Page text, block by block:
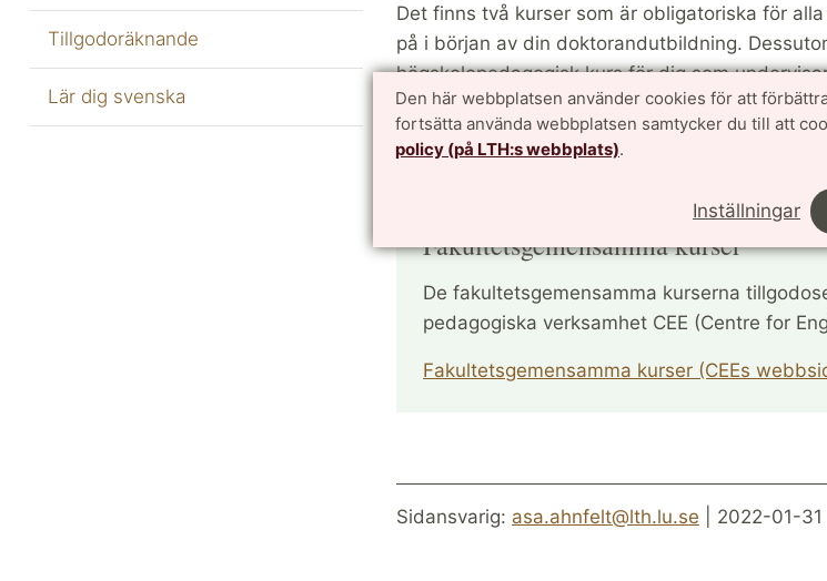
Den här webbplatsen använder cookies för att
fortsätta använda webbplatsen samtycker du till att
policy (på LTH:s webbplats).
Inställningar
Tillgodoräknande
Lär dig svenska
Det finns två kurser som är obligatoriska för
på i början av din doktorandutbildning.
högskolepedagogisk kurs för dig som
De gemensamma kurserna finns på CEE:s
kuser" när de blivit inlagda i ladok.
Fakultetsgemensamma kurser
De fakultetsgemensamma kurserna
pedagogiska verksamhet CEE (Centre for
Fakultetsgemensamma kurser (CEEs
Sidansvarig: asa.ahnfelt@lth.lu.se | 2022-01-31